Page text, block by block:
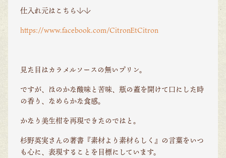
仕入れ元はこちら↓↓
https://www.facebook.com/CitronEtCitron
見た目はカラメルソースの無いプリン。
ですが、ほのかな酸味と苦味、瓶の蓋を開けて口にした時
の香り、なめらかな食感。
かなり美生柑を再現できたのではと。
杉野英実さんの著書『素材より素材らしく』の言葉をいつ
も心に、表現することを目標にしています。